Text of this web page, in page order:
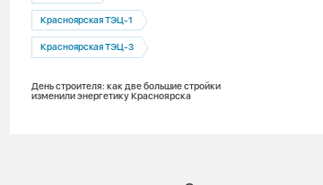
Красноярская ТЭЦ-1
Красноярская ТЭЦ-3
День строителя: как две большие стройки
изменили энергетику Красноярска